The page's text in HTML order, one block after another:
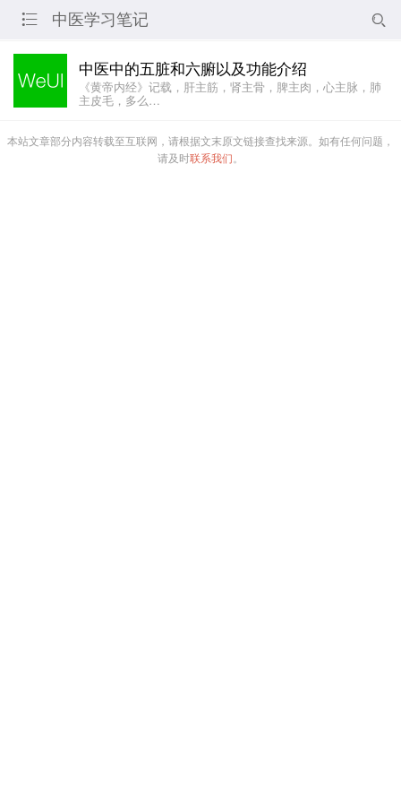
 中医学习笔记 
中医中的五脏和六腑以及功能介绍
《黄帝内经》记载，肝主筋，肾主骨，脾主肉，心主脉，肺
主皮毛，多么…
本站文章部分内容转载至互联网，请根据文末原文链接查找来源。如有任何问题，
请及时联系我们